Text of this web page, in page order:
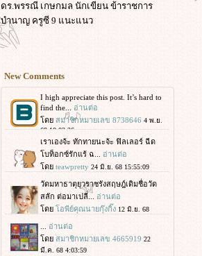
ดร.พรรณี เกษกมล นักเขียน ข้าราชการ
บำนาญ ครูซี 9 แนะแนว
New Comments